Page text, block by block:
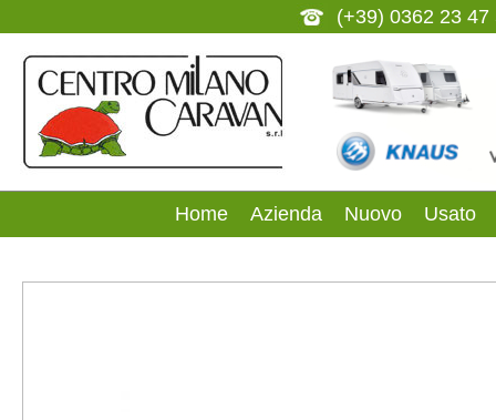
(+39) 0362 23 47
Home Azienda Nuovo Usato